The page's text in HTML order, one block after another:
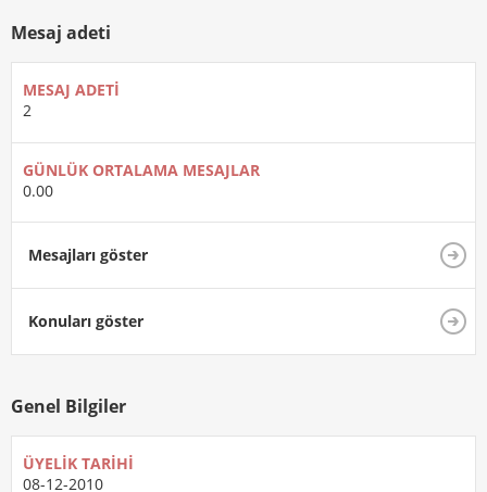
Mesaj adeti
MESAJ ADETI
2
GÜNLÜK ORTALAMA MESAJLAR
0.00
Mesajları göster
Konuları göster
Genel Bilgiler
ÜYELIK TARIHI
08-12-2010